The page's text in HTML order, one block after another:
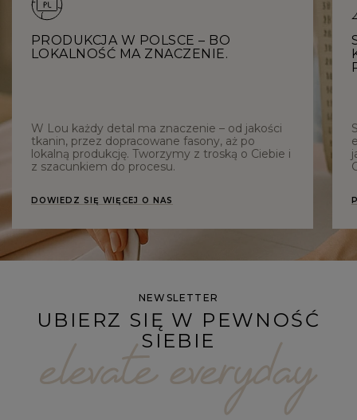
PRODUKCJA W POLSCE – BO
LOKALNOŚĆ MA ZNACZENIE.
W Lou każdy detal ma znaczenie – od jakości
tkanin, przez dopracowane fasony, aż po
lokalną produkcję. Tworzymy z troską o Ciebie i
z szacunkiem do procesu.
DOWIEDZ SIĘ WIĘCEJ O NAS
NEWSLETTER
UBIERZ SIĘ W PEWNOŚĆ
SIEBIE